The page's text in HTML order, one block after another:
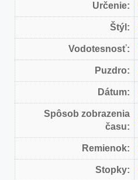
Určenie:
Štýl:
Vodotesnosť:
Puzdro:
Dátum:
Spôsob zobrazenia
času:
Remienok:
Stopky: